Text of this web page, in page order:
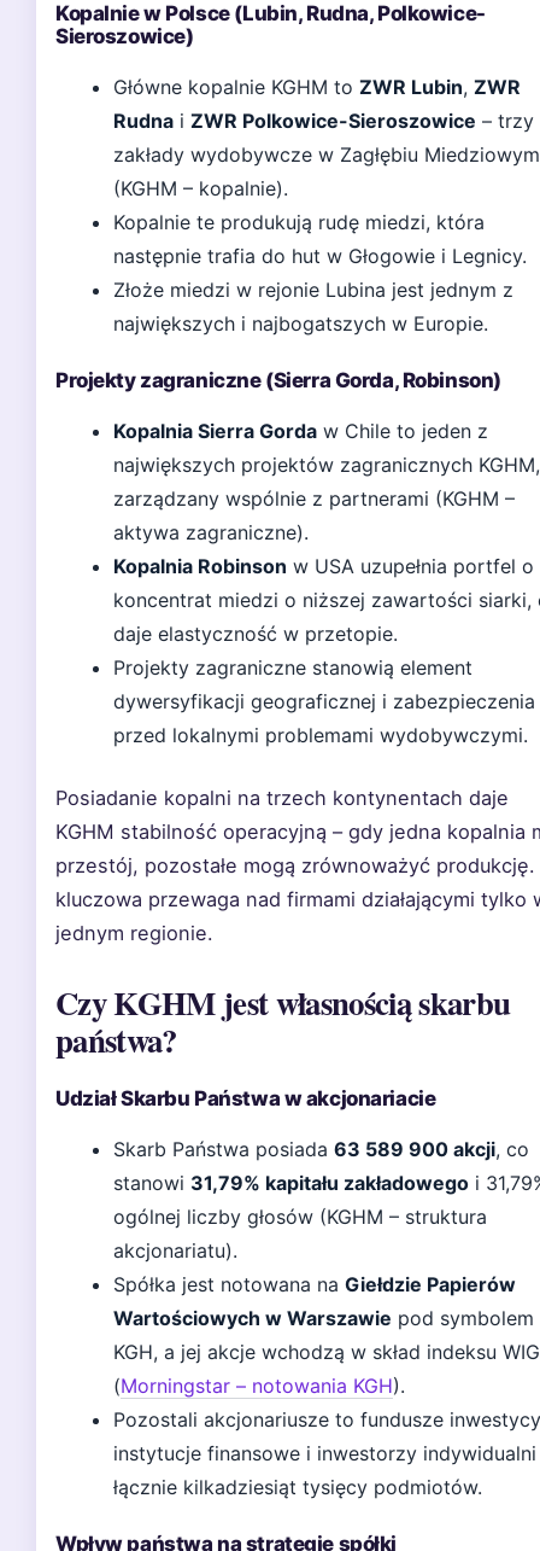
Kopalnie w Polsce (Lubin, Rudna, Polkowice-
Sieroszowice)
Główne kopalnie KGHM to ZWR Lubin, ZWR
Rudna i ZWR Polkowice-Sieroszowice – trzy
zakłady wydobywcze w Zagłębiu Miedziowym
(KGHM – kopalnie).
Kopalnie te produkują rudę miedzi, która
następnie trafia do hut w Głogowie i Legnicy.
Złoże miedzi w rejonie Lubina jest jednym z
największych i najbogatszych w Europie.
Projekty zagraniczne (Sierra Gorda, Robinson)
Kopalnia Sierra Gorda w Chile to jeden z
największych projektów zagranicznych KGHM,
zarządzany wspólnie z partnerami (KGHM –
aktywa zagraniczne).
Kopalnia Robinson w USA uzupełnia portfel o
koncentrat miedzi o niższej zawartości siarki,
daje elastyczność w przetopie.
Projekty zagraniczne stanowią element
dywersyfikacji geograficznej i zabezpieczenia
przed lokalnymi problemami wydobywczymi.
Posiadanie kopalni na trzech kontynentach daje
KGHM stabilność operacyjną – gdy jedna kopalnia
przestój, pozostałe mogą zrównoważyć produkcję.
kluczowa przewaga nad firmami działającymi tylko
jednym regionie.
Czy KGHM jest własnością skarbu
państwa?
Udział Skarbu Państwa w akcjonariacie
Skarb Państwa posiada 63 589 900 akcji, co
stanowi 31,79% kapitału zakładowego i
ogólnej liczby głosów (KGHM – struktura
akcjonariatu).
Spółka jest notowana na Giełdzie Papierów
Wartościowych w Warszawie pod symbolem
KGH, a jej akcje wchodzą w skład indeksu
(Morningstar – notowania KGH).
Pozostali akcjonariusze to fundusze
instytucje finansowe i inwestorzy indywidualni
łącznie kilkadziesiąt tysięcy podmiotów.
Wpływ państwa na strategię spółki